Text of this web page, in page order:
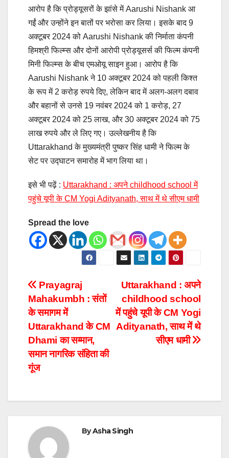
आरोप है कि प्रोड्यूसरों के झांसे में Aarushi Nishank आ
गईं और उन्होंने इन बातों पर भरोसा कर लिया। इसके बाद 9
अक्टूबर 2024 को Aarushi Nishank की निर्माता कंपनी
हिमश्री फिल्म्स और दोनों आरोपी प्रोड्यूसर्स की फिल्म कंपनी
मिनी फिल्म्स के बीच एमओयू साइन हुआ। आरोप है कि
Aarushi Nishank ने 10 अक्टूबर 2024 को पहली किश्त
के रूप में 2 करोड़ रुपये दिए, लेकिन बाद में अलग-अलग दबाव
और बहानों से उनसे 19 नवंबर 2024 को 1 करोड़, 27
अक्टूबर 2024 को 25 लाख, और 30 अक्टूबर 2024 को 75
लाख रुपये और ले लिए गए। उल्लेखनीय है कि
Uttarakhand के मुख्यमंत्री पुष्कर सिंह धामी ने फिल्म के
सेट पर उद्घाटन समारोह में भाग लिया था।
इसे भी पढ़ें : Uttarakhand : अपने childhood school में
पहुंचे यूपी के CM Yogi Adityanath, साथ में थे सीएम धामी
Spread the love
Uttarakhand : अपने
childhood school
में पहुंचे यूपी के CM Yogi
Adityanath, साथ में थे
सीएम धामी
Prayagraj
Mahakumbh : संतों
के समागम में
Uttarakhand के CM
Dhami का सम्मान,
समान नागरिक संहिता की
गूंज
ByAsha Singh